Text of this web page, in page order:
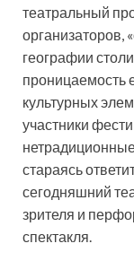
театральный
организаторов,
географии
проницаемость
культурных
участники
стараясь
сегодняшний
зрителя и
спектакля.